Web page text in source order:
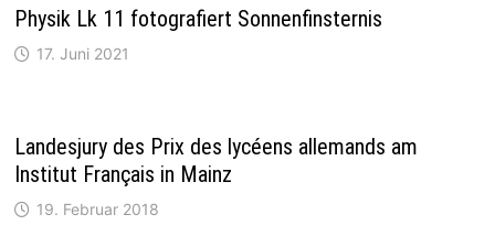
Physik Lk 11 fotografiert Sonnenfinsternis
17. Juni 2021
Landesjury des Prix des lycéens allemands am
Institut Français in Mainz
19. Februar 2018